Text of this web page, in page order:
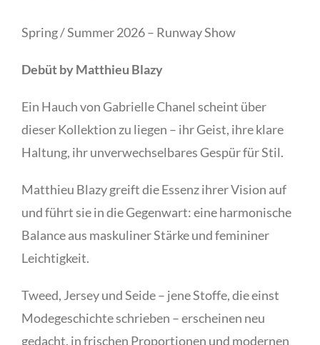
Spring / Summer 2026 – Runway Show
Debütby Matthieu Blazy
Ein Hauch von Gabrielle Chanel scheint über
dieser Kollektion zu liegen – ihr Geist, ihre klare
Haltung, ihr unverwechselbares Gespür für Stil.
Matthieu Blazy greift die Essenz ihrer Vision auf
und führt sie in die Gegenwart: eine harmonische
Balance aus maskuliner Stärke und femininer
Leichtigkeit.
Tweed, Jersey und Seide – jene Stoffe, die einst
Modegeschichte schrieben – erscheinen neu
gedacht, in frischen Proportionen und modernen